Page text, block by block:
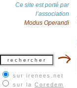
Ce site est porté par
l’association
Modus Operandi
sur irenees.net
sur la Coredem